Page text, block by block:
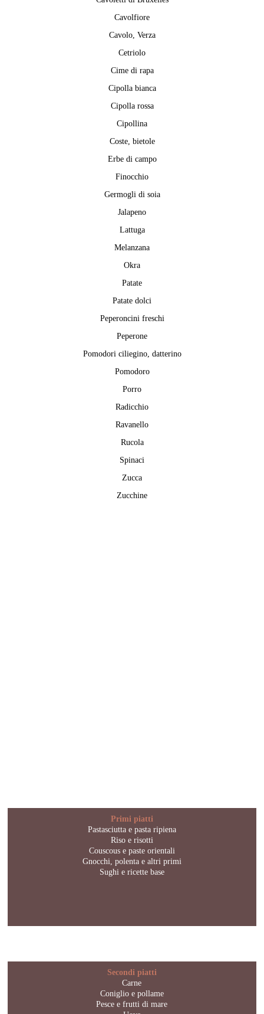
Cavolfiore
Cavolo, Verza
Cetriolo
Cime di rapa
Cipolla bianca
Cipolla rossa
Cipollina
Coste, bietole
Erbe di campo
Finocchio
Germogli di soia
Jalapeno
Lattuga
Melanzana
Okra
Patate
Patate dolci
Peperoncini freschi
Peperone
Pomodori ciliegino, datterino
Pomodoro
Porro
Radicchio
Ravanello
Rucola
Spinaci
Zucca
Zucchine
Primi piatti
Pastasciutta e pasta ripiena
Riso e risotti
Couscous e paste orientali
Gnocchi, polenta e altri primi
Sughi e ricette base
Secondi piatti
Carne
Coniglio e pollame
Pesce e frutti di mare